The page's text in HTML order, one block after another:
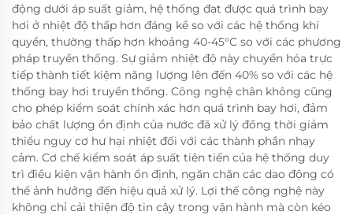
động dưới áp suất giảm, hệ thống đạt được quá trình bay
hơi ở nhiệt độ thấp hơn đáng kể so với các hệ thống khí
quyển, thường thấp hơn khoảng 40-45°C so với các phương
pháp truyền thống. Sự giảm nhiệt độ này chuyển hóa trực
tiếp thành tiết kiệm năng lượng lên đến 40% so với các hệ
thống bay hơi truyền thống. Công nghệ chân không cũng
cho phép kiểm soát chính xác hơn quá trình bay hơi, đảm
bảo chất lượng ổn định của nước đã xử lý đồng thời giảm
thiểu nguy cơ hư hại nhiệt đối với các thành phần nhạy
cảm. Cơ chế kiểm soát áp suất tiên tiến của hệ thống duy
trì điều kiện vận hành ổn định, ngăn chặn các dao động có
thể ảnh hưởng đến hiệu quả xử lý. Lợi thế công nghệ này
không chỉ cải thiện độ tin cậy trong vận hành mà còn kéo